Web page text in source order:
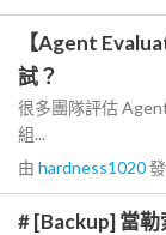
【Agent
試？
很多團隊評估
組...
由 hardness1020
# [Backup] 當